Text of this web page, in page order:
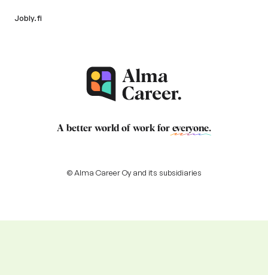
Jobly.fi
A better world of work for everyone.
© Alma Career Oy and its subsidiaries